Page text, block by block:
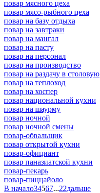
повар мясного цеха
повар мясо-рыбного цеха
повар на базу отдыха
повар на завтраки
повар на мангал
повар на пасту
повар на персонал
повар на производство
повар на раздачу в столовую
повар на теплоход
повар на хоспер
повар национальной кухни
повар на шаурму
повар ночной
повар ночной смены
повар-обвальщик
повар открытой кухни
повар-официант
повар паназиатской кухни
повар-пекарь
повар-пиццайоло
В начало34567...22дальше